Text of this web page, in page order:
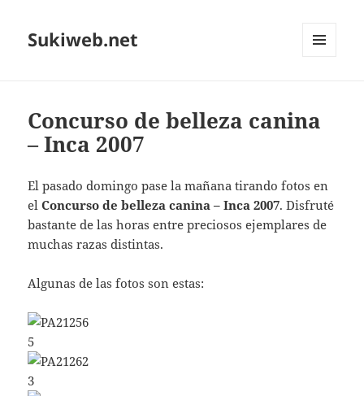
Sukiweb.net
Concurso de belleza canina
– Inca 2007
El pasado domingo pase la mañana tirando fotos en
elConcurso de belleza canina – Inca 2007. Disfruté
bastante de las horas entre preciosos ejemplares de
muchas razas distintas.
Algunas de las fotos son estas: